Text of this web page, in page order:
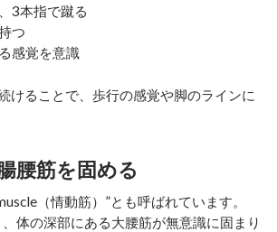
3本指で蹴る
つ
感覚を意識
けることで、歩行の感覚や脚のラインに
腰筋を固める
（情動筋）”とも呼ばれています。
体の深部にある大腰筋が無意識に固まり